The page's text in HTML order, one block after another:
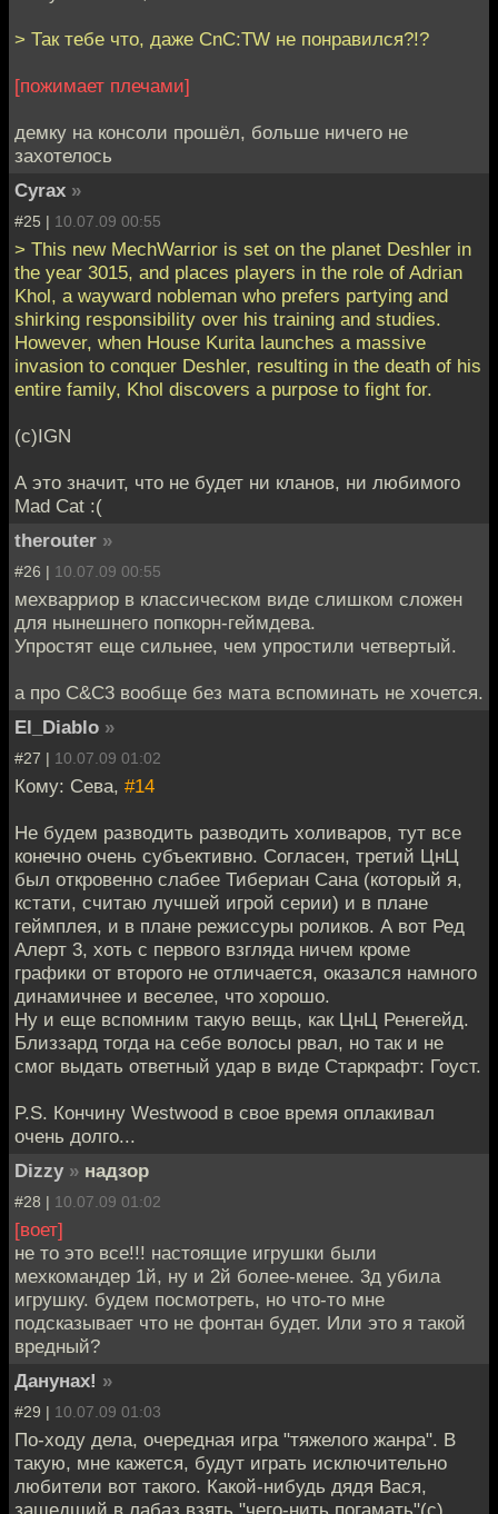
> Так тебе что, даже CnC:TW не понравился?!?
[пожимает плечами]
демку на консоли прошёл, больше ничего не
захотелось
Cyrax »
#25 | 10.07.09 00:55
> This new MechWarrior is set on the planet Deshler in
the year 3015, and places players in the role of Adrian
Khol, a wayward nobleman who prefers partying and
shirking responsibility over his training and studies.
However, when House Kurita launches a massive
invasion to conquer Deshler, resulting in the death of his
entire family, Khol discovers a purpose to fight for.
(с)IGN
А это значит, что не будет ни кланов, ни любимого
Mad Cat :(
therouter »
#26 | 10.07.09 00:55
мехварриор в классическом виде слишком сложен
для нынешнего попкорн-геймдева.
Упростят еще сильнее, чем упростили четвертый.
а про C&C3 вообще без мата вспоминать не хочется.
El_Diablo »
#27 | 10.07.09 01:02
Кому: Сева, #14
Не будем разводить разводить холиваров, тут все
конечно очень субъективно. Согласен, третий ЦнЦ
был откровенно слабее Тибериан Сана (который я,
кстати, считаю лучшей игрой серии) и в плане
геймплея, и в плане режиссуры роликов. А вот Ред
Алерт 3, хоть с первого взгляда ничем кроме
графики от второго не отличается, оказался намного
динамичнее и веселее, что хорошо.
Ну и еще вспомним такую вещь, как ЦнЦ Ренегейд.
Близзард тогда на себе волосы рвал, но так и не
смог выдать ответный удар в виде Старкрафт: Гоуст.
P.S. Кончину Westwood в свое время оплакивал
очень долго...
Dizzy » надзор
#28 | 10.07.09 01:02
[воет]
не то это все!!! настоящие игрушки были
мехкомандер 1й, ну и 2й более-менее. 3д убила
игрушку. будем посмотреть, но что-то мне
подсказывает что не фонтан будет. Или это я такой
вредный?
Данунах! »
#29 | 10.07.09 01:03
По-ходу дела, очередная игра "тяжелого жанра". В
такую, мне кажется, будут играть исключительно
любители вот такого. Какой-нибудь дядя Вася,
зашедший в лабаз взять "чего-нить погамать"(с)